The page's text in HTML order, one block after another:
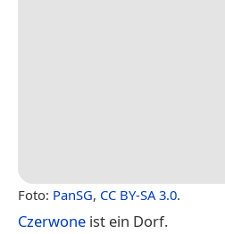
Foto: PanSG, CC BY-SA 3.0.
Czerwone ist ein Dorf.